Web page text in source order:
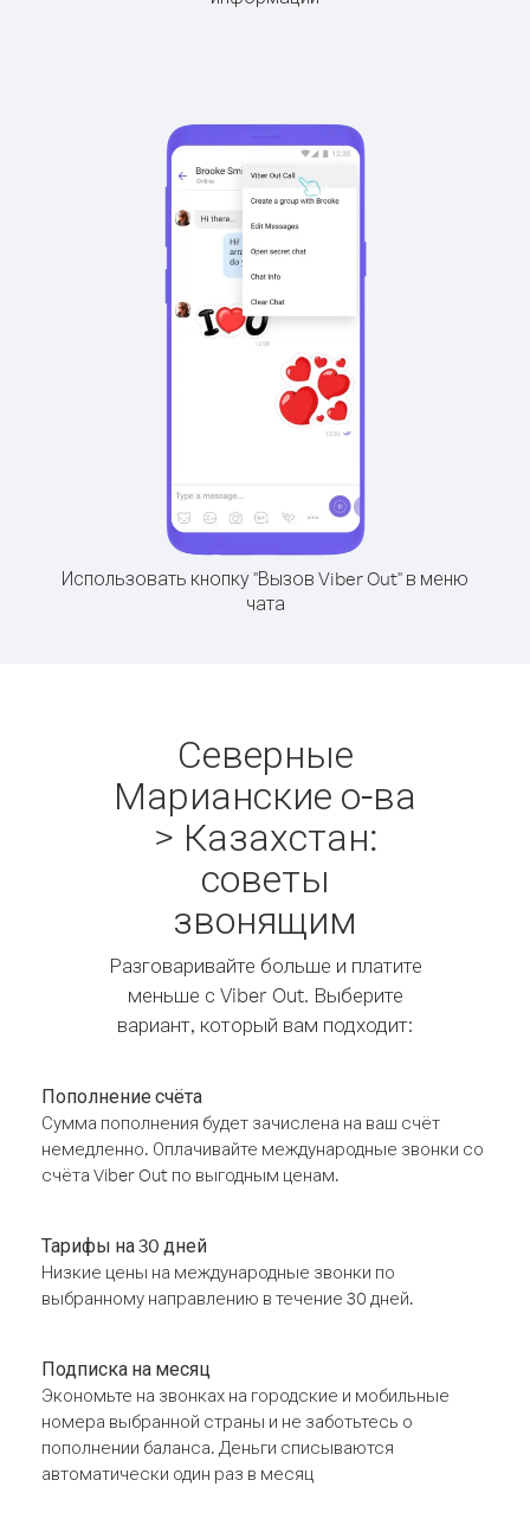
Использовать кнопку "Вызов Viber Out" в меню
чата
Северные
Марианские о-ва
> Казахстан:
советы
звонящим
Разговаривайте больше и платите
меньше с Viber Out. Выберите
вариант, который вам подходит:
Пополнение счёта
Сумма пополнения будет зачислена на ваш счёт
немедленно. Оплачивайте международные звонки со
счёта Viber Out по выгодным ценам.
Тарифы на 30 дней
Низкие цены на международные звонки по
выбранному направлению в течение 30 дней.
Подписка на месяц
Экономьте на звонках на городские и мобильные
номера выбранной страны и не заботьтесь о
пополнении баланса. Деньги списываются
автоматически один раз в месяц